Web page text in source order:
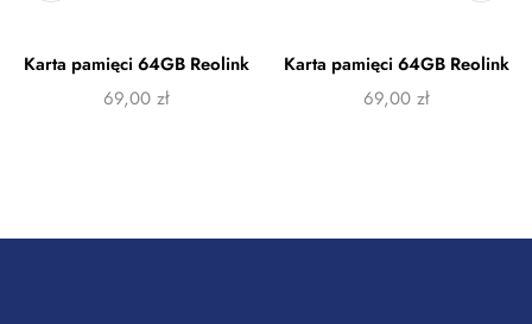
Karta pamięci 64GB Reolink
69,00 zł
Karta pamięci 64GB Reolink
69,00 zł